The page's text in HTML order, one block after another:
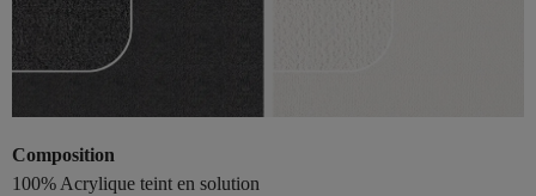
Composition
100% Acrylique teint en solution